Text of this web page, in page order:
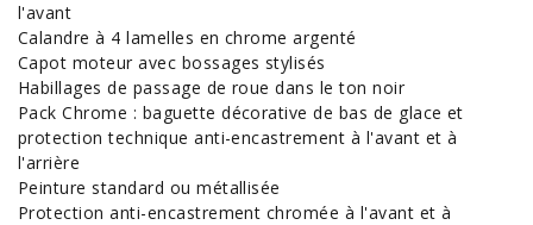
l'avant
Calandre à 4 lamelles en chrome argenté
Capot moteur avec bossages stylisés
Habillages de passage de roue dans le ton noir
Pack Chrome : baguette décorative de bas de glace et
protection technique anti-encastrement à l'avant et à
l'arrière
Peinture standard ou métallisée
Protection anti-encastrement chromée à l'avant et à